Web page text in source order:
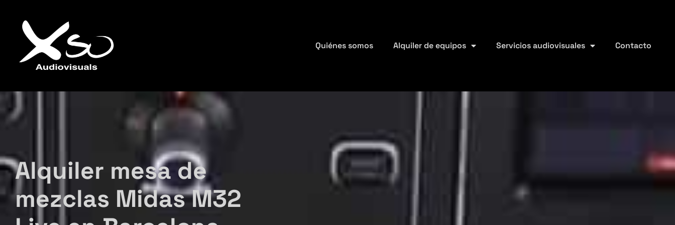
Quiénes somos Alquiler de equipos Servicios audiovisuales Contacto
Alquiler mesa de
mezclas Midas M32